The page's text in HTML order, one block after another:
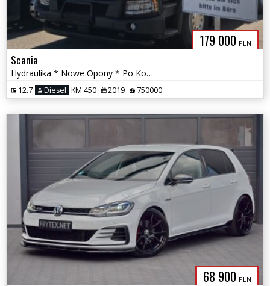
179 000 PLN
Scania
Hydraulika * Nowe Opony * Po Kontrakacie *
12.7 Diesel KM 450 2019 750000
68 900 PLN